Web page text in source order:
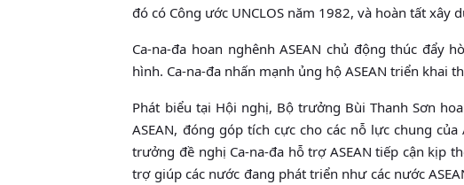
đó có Công ước UNCLOS năm 1982, và hoàn tất xây
Ca-na-đa hoan nghênh ASEAN chủ động thúc
hình. Ca-na-đa nhấn mạnh ủng hộ ASEAN triển khai
Phát biểu tại Hội nghị, Bộ trưởng Bùi Thanh Sơn
ASEAN, đóng góp tích cực cho các nỗ lực chung
trưởng đề nghị Ca-na-đa hỗ trợ ASEAN tiếp cận kịp
trợ giúp các nước đang phát triển như các nước